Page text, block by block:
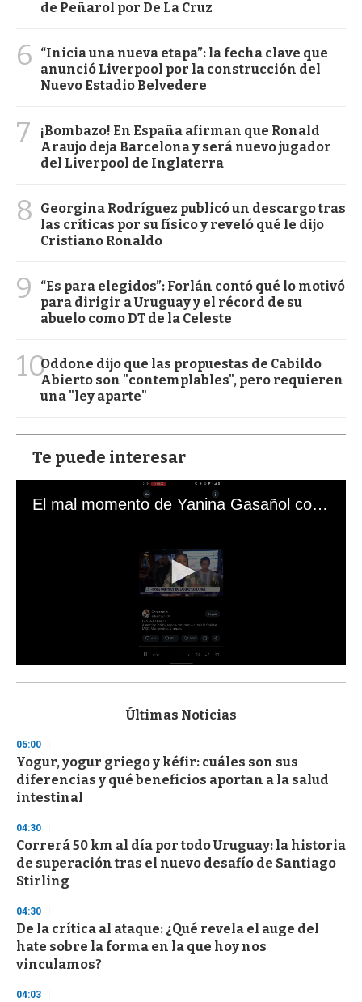
de Peñarol por De La Cruz
6
“Inicia una nueva etapa”: la fecha clave que
anunció Liverpool por la construcción del
Nuevo Estadio Belvedere
7
¡Bombazo! En España afirman que Ronald
Araujo deja Barcelona y será nuevo jugador
del Liverpool de Inglaterra
8
Georgina Rodríguez publicó un descargo tras
las críticas por su físico y reveló qué le dijo
Cristiano Ronaldo
9
“Es para elegidos”: Forlán contó qué lo motivó
para dirigir a Uruguay y el récord de su
abuelo como DT de la Celeste
10Oddone dijo que las propuestas de Cabildo
Abierto son "contemplables", pero requieren
una "ley aparte"
Te puede interesar
El mal momento de Yanina Gasañol con un hincha argentino en "Subrayado"
s
d
s
o
f
3
s
e
c
o
n
Últimas Noticias
05:00
Yogur, yogur griego y kéfir: cuáles son sus
diferencias y qué beneficios aportan a la salud
intestinal
04:30
Correrá 50 km al día por todo Uruguay: la historia
de superación tras el nuevo desafío de Santiago
Stirling
04:30
De la crítica al ataque: ¿Qué revela el auge del
hate sobre la forma en la que hoy nos
vinculamos?
04:03